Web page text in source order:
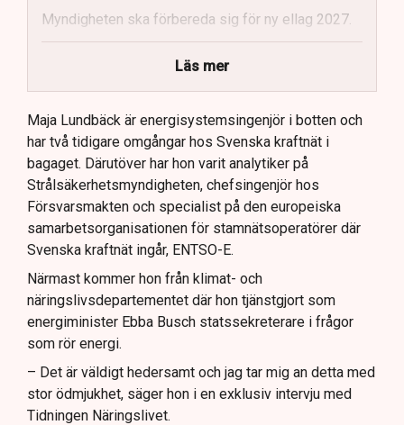
Myndigheten ska förbereda sig för ny ellag 2027.
Maja Lundbäck vill se en mer proaktiv
Läs mer
Maja Lundbäck är energisystemsingenjör i botten och
har två tidigare omgångar hos Svenska kraftnät i
bagaget. Därutöver har hon varit analytiker på
Strålsäkerhetsmyndigheten, chefsingenjör hos
Försvarsmakten och specialist på den europeiska
samarbetsorganisationen för stamnätsoperatörer där
Svenska kraftnät ingår, ENTSO-E.
Närmast kommer hon från klimat- och
näringslivsdepartementet där hon tjänstgjort som
energiminister Ebba Busch statssekreterare i frågor
som rör energi.
– Det är väldigt hedersamt och jag tar mig an detta med
stor ödmjukhet, säger hon i en exklusiv intervju med
Tidningen Näringslivet.